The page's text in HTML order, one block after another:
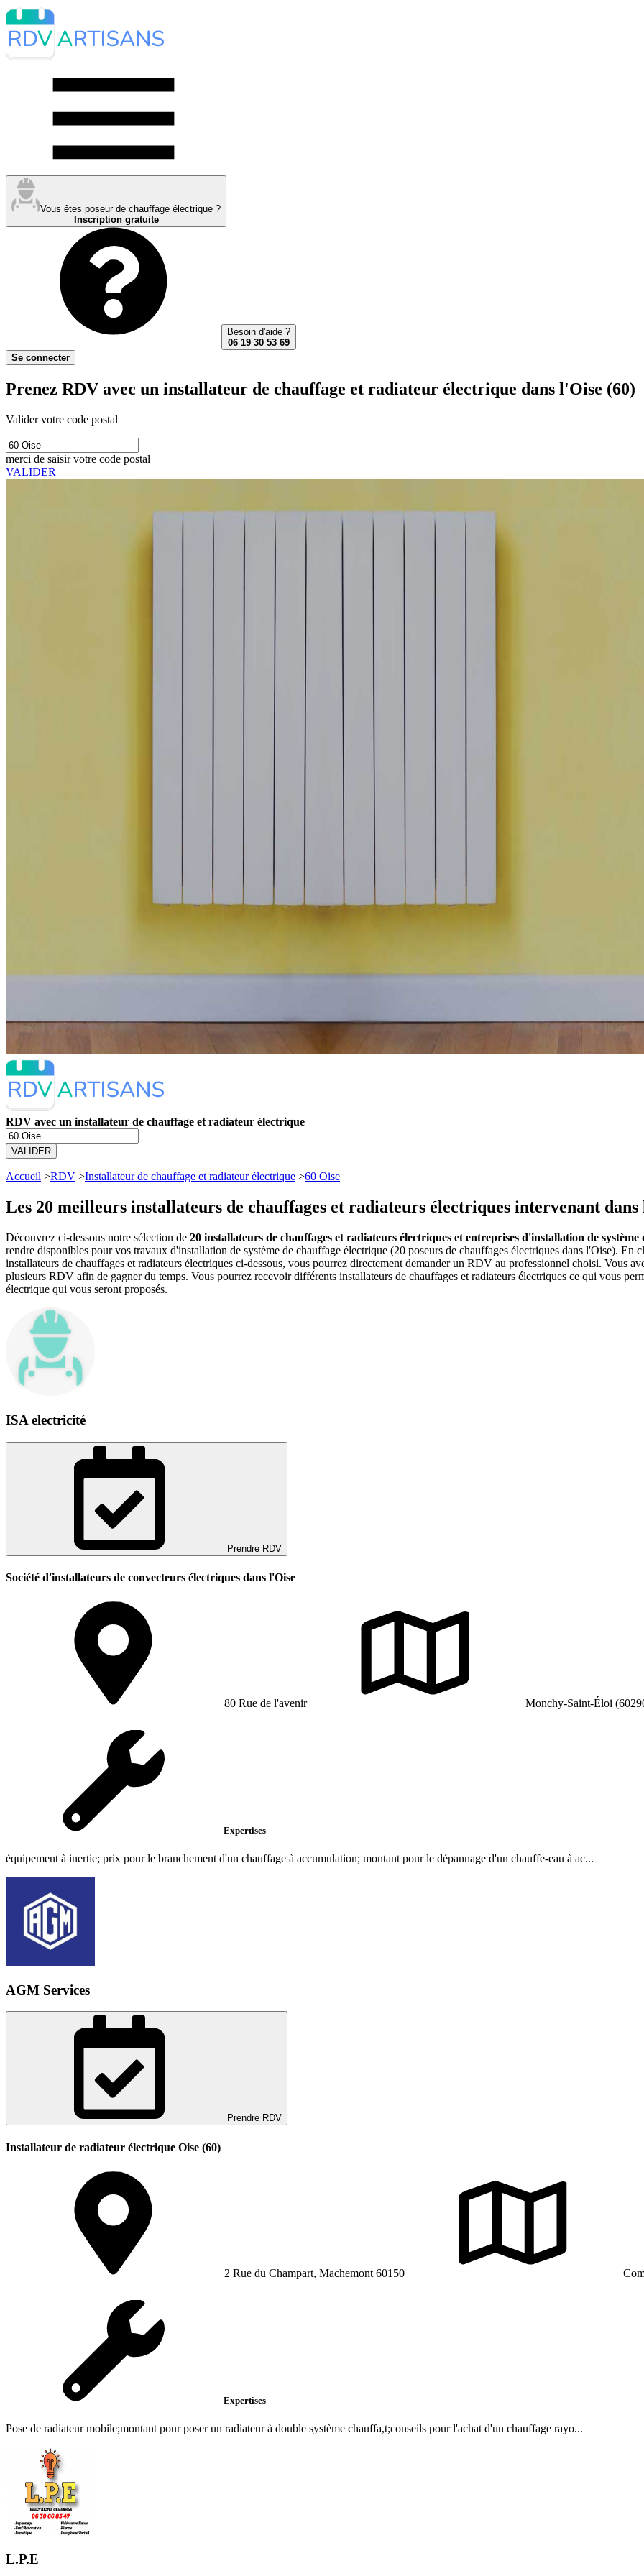
Vous êtes poseur de chauffage électrique ?
Inscription gratuite
Besoin d'aide ?
06 19 30 53 69
Se connecter
Prenez RDV avec un installateur de chauffage et radiateur électrique dans l'Oise (60)
Valider votre code postal
merci de saisir votre code postal
VALIDER
RDV avec un installateur de chauffage et radiateur électrique
VALIDER
Accueil >RDV >Installateur de chauffage et radiateur électrique >60 Oise
Les 20 meilleurs installateurs de chauffages et radiateurs électriques intervenant dans
Découvrez ci-dessous notre sélection de 20 installateurs de chauffages et radiateurs électriques et entreprises d'installation de
rendre disponibles pour vos travaux d'installation de système de chauffage électrique (20 poseurs de chauffages électriques dans l'Oise).
installateurs de chauffages et radiateurs électriques ci-dessous, vous pourrez directement demander un RDV au professionnel choisi. Vous
plusieurs RDV afin de gagner du temps. Vous pourrez recevoir différents installateurs de chauffages et radiateurs électriques ce qui vous
électrique qui vous seront proposés.
ISA electricité
Prendre RDV
Société d'installateurs de convecteurs électriques dans l'Oise
80 Rue de l'avenir Monchy-Saint-Éloi
Expertises
équipement à inertie; prix pour le branchement d'un chauffage à accumulation; montant pour le dépannage d'un chauffe-eau à ac...
AGM Services
Prendre RDV
Installateur de radiateur électrique Oise (60)
2 Rue du Champart, Machemont 60150
Expertises
Pose de radiateur mobile;montant pour poser un radiateur à double système chauffa,t;conseils pour l'achat d'un chauffage rayo...
L.P.E